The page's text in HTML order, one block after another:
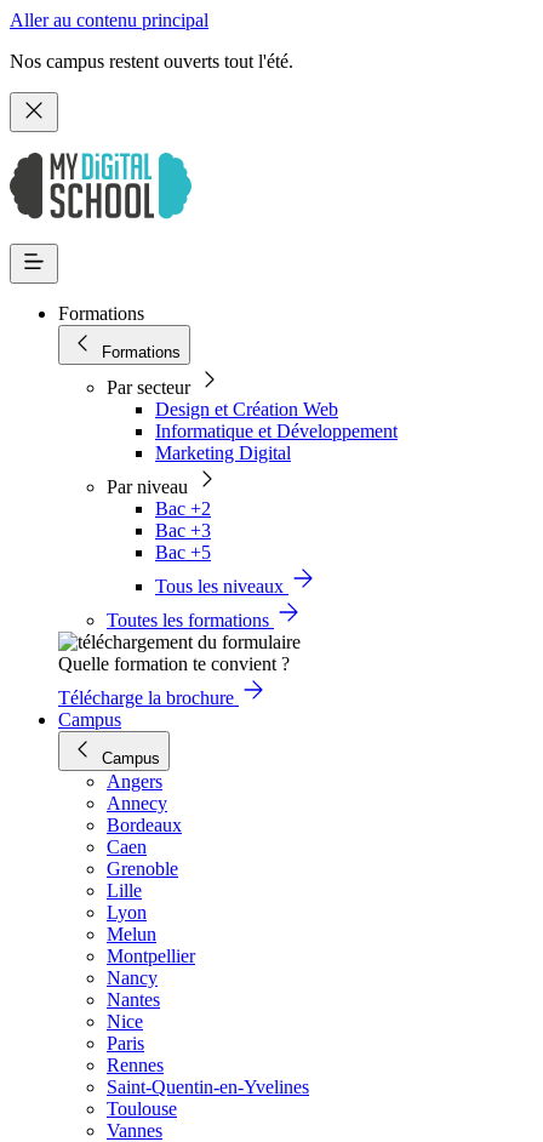
Aller au contenu principal
Nos campus restent ouverts tout l'été.
Formations
Formations
Par secteur
Design et Création Web
Informatique et Développement
Marketing Digital
Par niveau
Bac +2
Bac +3
Bac +5
Tous les niveaux
Toutes les formations
Quelle formation te convient ?
Télécharge la brochure
Campus
Campus
Angers
Annecy
Bordeaux
Caen
Grenoble
Lille
Lyon
Melun
Montpellier
Nancy
Nantes
Nice
Paris
Rennes
Saint-Quentin-en-Yvelines
Toulouse
Vannes